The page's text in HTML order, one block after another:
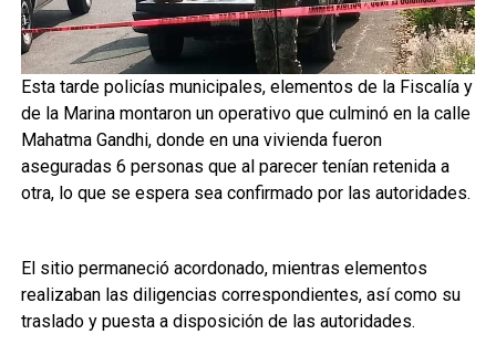
Esta tarde policías municipales, elementos de la Fiscalía y
de la Marina montaron un operativo que culminó en la calle
Mahatma Gandhi, donde en una vivienda fueron
aseguradas 6 personas que al parecer tenían retenida a
otra, lo que se espera sea confirmado por las autoridades.
El sitio permaneció acordonado, mientras elementos
realizaban las diligencias correspondientes, así como su
traslado y puesta a disposición de las autoridades.